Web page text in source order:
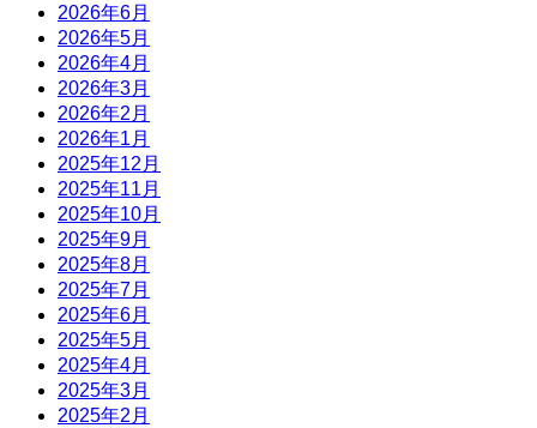
2026年6月
2026年5月
2026年4月
2026年3月
2026年2月
2026年1月
2025年12月
2025年11月
2025年10月
2025年9月
2025年8月
2025年7月
2025年6月
2025年5月
2025年4月
2025年3月
2025年2月